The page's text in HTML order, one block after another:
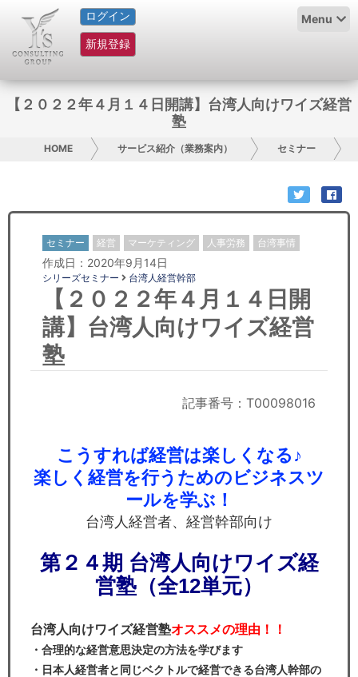
ログイン
新規登録
Menu
HOME
サービス紹介
お問い合わせ
日本人にPR
コンサルティング
リサーチ
セミナー
ＩＴ
【２０２２年４月１４日開講】台湾人向けワイズ経営
塾
HOME サービス紹介（業務案内） セミナー
セミナー 経営 マーケティング 人事労務 台湾事情
作成日：2020年9月14日
シリーズセミナー 台湾人経営幹部
【２０２２年４月１４日開
講】台湾人向けワイズ経営
塾
記事番号：T00098016
こうすれば経営は楽しくなる♪
楽しく経営を行うためのビジネスツ
ールを学ぶ！
台湾人経営者、経営幹部向け
第２４期 台湾人向けワイズ経
営塾（全12単元）
台湾人向けワイズ経営塾オススメの理由！！
・合理的な経営意思決定の方法を学びます
・日本人経営者と同じベクトルで経営できる台湾人幹部の